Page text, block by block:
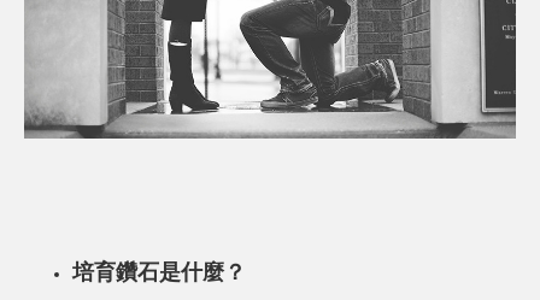
培育鑽石是什麼？